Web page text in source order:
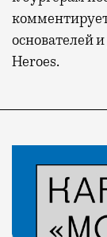
основателей
Heroes.